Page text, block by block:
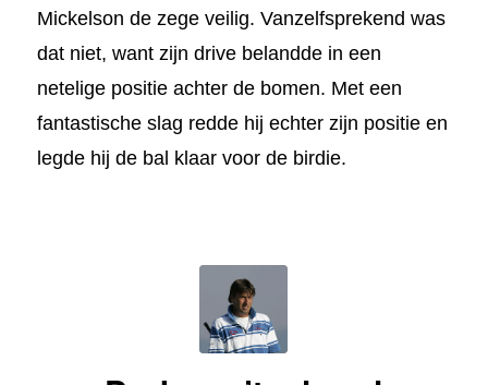
Mickelson de zege veilig. Vanzelfsprekend was
dat niet, want zijn drive belandde in een
netelige positie achter de bomen. Met een
fantastische slag redde hij echter zijn positie en
legde hij de bal klaar voor de birdie.